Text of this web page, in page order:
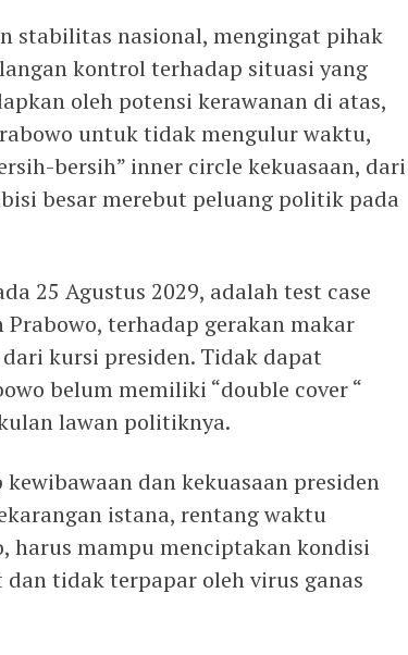
stabilitas nasional, mengingat pihak
kontrol terhadap situasi yang
oleh potensi kerawanan di atas,
untuk tidak mengulur waktu,
bersih” inner circle kekuasaan, dari
besar merebut peluang politik pada
25 Agustus 2029, adalah test case
terhadap gerakan makar
kursi presiden. Tidak dapat
belum memiliki “double cover “
lawan politiknya.
dan kekuasaan presiden
istana, rentang waktu
harus mampu menciptakan kondisi
tidak terpapar oleh virus ganas